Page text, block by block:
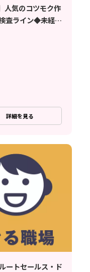
人気のコツモク作
査ライン◆未経験
詳細を見る
ートセールス・ド